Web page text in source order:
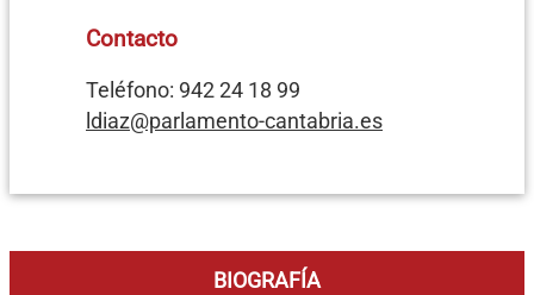
Contacto
Teléfono: 942 24 18 99
ldiaz@parlamento-cantabria.es
BIOGRAFÍA